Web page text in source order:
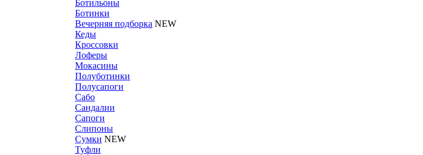
Ботильоны
Ботинки
Вечерняя подборка NEW
Кеды
Кроссовки
Лоферы
Мокасины
Полуботинки
Полусапоги
Сабо
Сандалии
Сапоги
Слипоны
Сумки NEW
Туфли